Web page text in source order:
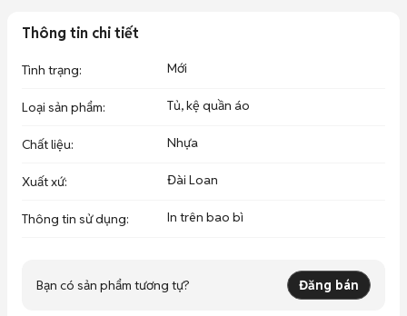
Thông tin chi tiết
Tình trạng: Mới
Loại sản phẩm: Tủ, kệ quần áo
Chất liệu: Nhựa
Xuất xứ: Đài Loan
Thông tin sử dụng: In trên bao bì
Bạn có sản phẩm tương tự? Đăng bán